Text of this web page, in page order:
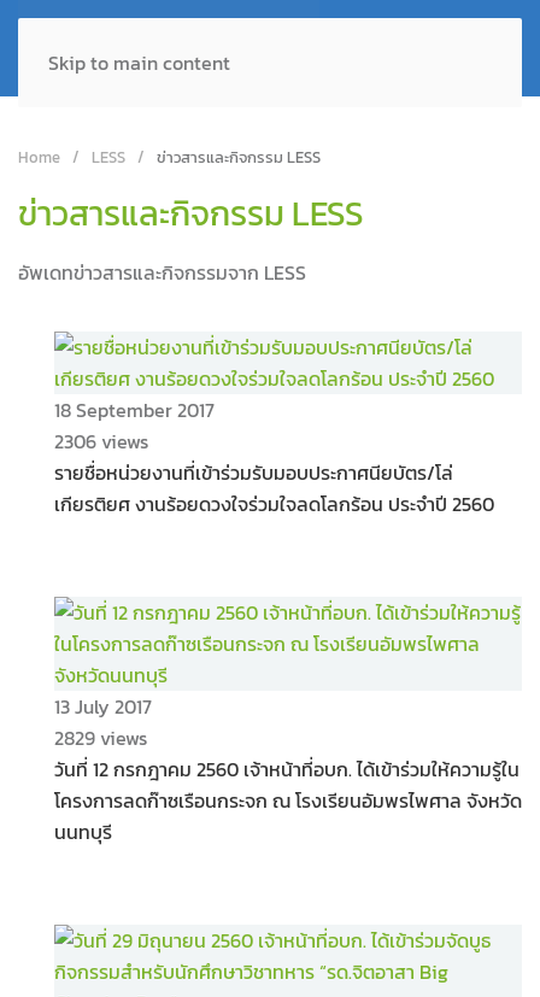
Skip to main content
Home LESS ข่าวสารและกิจกรรม LESS
ข่าวสารและกิจกรรม LESS
อัพเดทข่าวสารและกิจกรรมจาก LESS
18 September 2017
2306 views
รายชื่อหน่วยงานที่เข้าร่วมรับมอบประกาศนียบัตร/โล่
เกียรติยศ งานร้อยดวงใจร่วมใจลดโลกร้อน ประจำปี 2560
13 July 2017
2829 views
วันที่ 12 กรกฎาคม 2560 เจ้าหน้าที่อบก. ได้เข้าร่วมให้ความรู้ใน
โครงการลดก๊าซเรือนกระจก ณ โรงเรียนอัมพรไพศาล จังหวัด
นนทบุรี